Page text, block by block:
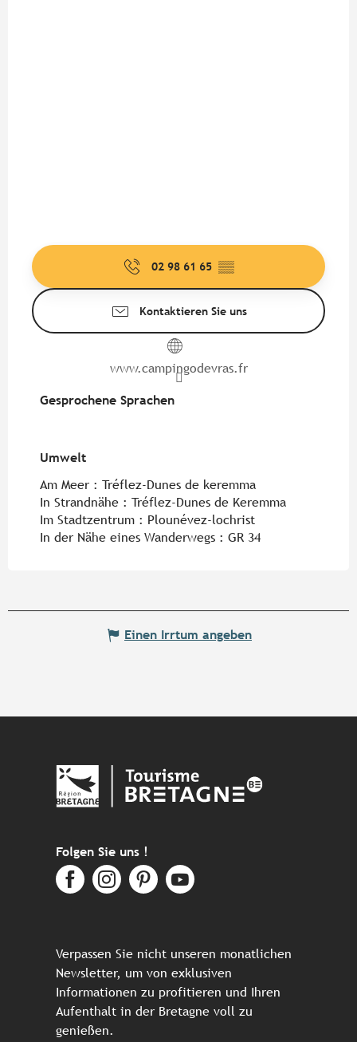
02 98 61 65 ▒▒
Kontaktieren Sie uns
www.campingodevras.fr
Gesprochene Sprachen
Gesprochene Sprachen
Umwelt
Umwelt
Am Meer : Tréflez-Dunes de keremma
In Strandnähe : Tréflez-Dunes de Keremma
Im Stadtzentrum : Plounévez-lochrist
In der Nähe eines Wanderwegs : GR 34
Einen Irrtum angeben
Folgen Sie uns !
Verpassen Sie nicht unseren monatlichen
Newsletter, um von exklusiven
Informationen zu profitieren und Ihren
Aufenthalt in der Bretagne voll zu
genießen.